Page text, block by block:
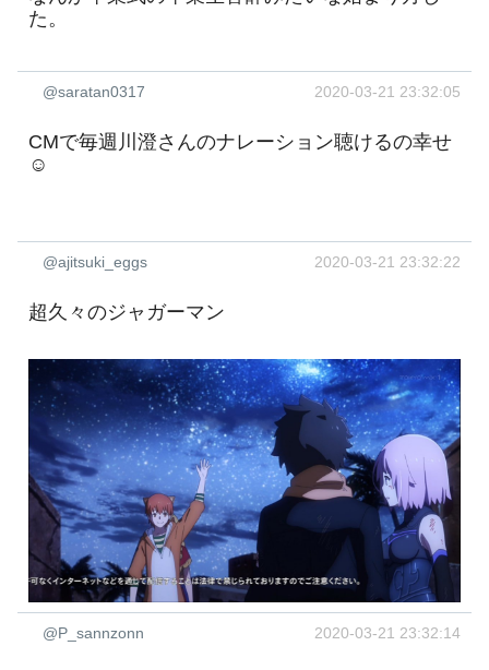
た。
@saratan0317 2020-03-21 23:32:05
CMで毎週川澄さんのナレーション聴けるの幸せ
☺️
@ajitsuki_eggs 2020-03-21 23:32:22
超久々のジャガーマン
@P_sannzonn 2020-03-21 23:32:14